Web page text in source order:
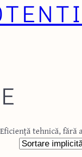
tehnică, fără